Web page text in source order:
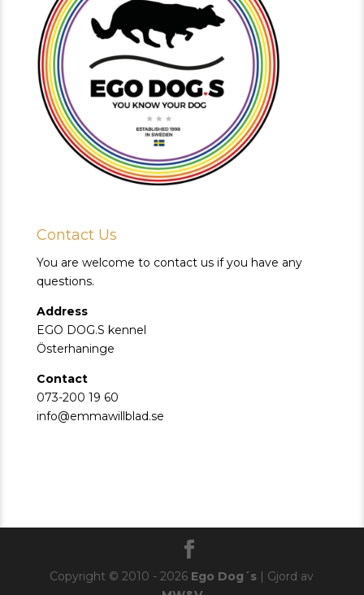
Contact Us
You are welcome to contact us if you have any
questions.
Address
EGO DOG.S kennel
Österhaninge
Contact
073-200 19 60
info@emmawillblad.se
Copyright © 2010 - 2026 Ego Dog´s | Gjord av